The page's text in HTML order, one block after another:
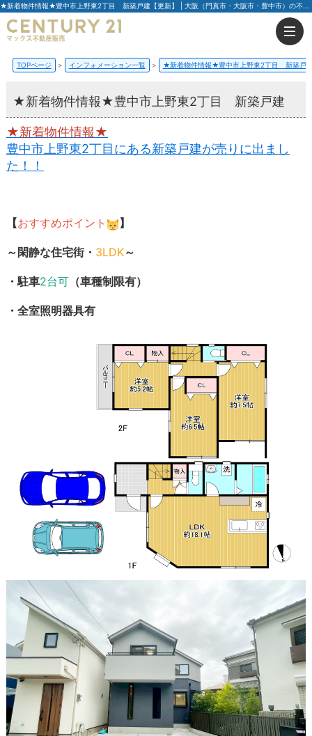
★新着物件情報★豊中市上野東2丁目 新築戸建【更新】 | 大阪（門真市・大阪市・豊中市）の不動産はセンチュリー21マックス不動産販売
TOPページ インフォメーション一覧 ★新着物件情報★豊中市上野東2丁目 新築戸
★新着物件情報★豊中市上野東2丁目 新築戸建
★新着物件情報★
豊中市上野東2丁目にある新築戸建が売りに出まし
た！！
【おすすめポイント 】
～閑静な住宅街・ 3LDK～
・駐車2台可（車種制限有）
・全室照明器具有